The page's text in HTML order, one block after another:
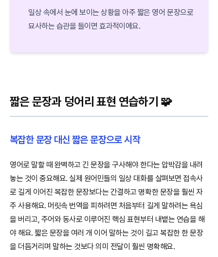
일상 속에서 눈에 보이는 상황을 아주 짧은 영어 문장으로
묘사하는 습관을 들이면 효과적이에요.
짧은 문장과 덩어리 표현 연습하기 🧩
복잡한 문장 대신 짧은 문장으로 시작
영어로 말할 때 완벽하고 긴 문장을 구사해야 한다는 압박감을 내려
놓는 것이 중요해요. 실제 원어민들의 일상 대화를 살펴보면 접속사
로 길게 이어진 복잡한 문장보다는 간결하고 명확한 문장을 훨씬 자
주 사용해요. 머릿속 번역을 피하려면 처음부터 길게 말하려는 욕심
을 버리고, 주어와 동사로 이루어진 핵심 표현부터 내뱉는 연습을 해
야 해요. 짧은 문장을 여러 개 이어 말하는 것이 길고 복잡한 한 문장
을 더듬거리며 말하는 것보다 의미 전달이 훨씬 명확해요.